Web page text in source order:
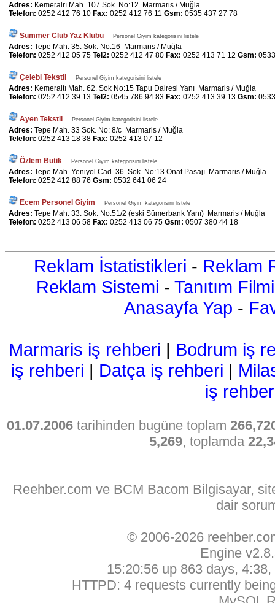
Adres: Kemeralrı Mah. 107 Sok. No:12 Marmaris / Muğla
Telefon: 0252 412 76 10 Fax: 0252 412 76 11 Gsm: 0535 437 27 78
Summer Club Yaz Klübü Personel Giyim kategorisini listele
Adres: Tepe Mah. 35. Sok. No:16 Marmaris / Muğla
Telefon: 0252 412 05 75 Tel2: 0252 412 47 80 Fax: 0252 413 71 12 Gsm:
Çelebi Tekstil Personel Giyim kategorisini listele
Adres: Kemeraltı Mah. 62. Sok No:15 Tapu Dairesi Yanı Marmaris / Muğla
Telefon: 0252 412 39 13 Tel2: 0545 786 94 83 Fax: 0252 413 39 13 Gsm:
Ayen Tekstil Personel Giyim kategorisini listele
Adres: Tepe Mah. 33 Sok. No: 8/c Marmaris / Muğla
Telefon: 0252 413 18 38 Fax: 0252 413 07 12
Özlem Butik Personel Giyim kategorisini listele
Adres: Tepe Mah. Yeniyol Cad. 36. Sok. No:13 Onat Pasajı Marmaris / Muğla
Telefon: 0252 412 88 76 Gsm: 0532 641 06 24
Ecem Personel Giyim Personel Giyim kategorisini listele
Adres: Tepe Mah. 33. Sok. No:51/2 (eski Sümerbank Yanı) Marmaris / Muğla
Telefon: 0252 413 06 58 Fax: 0252 413 06 75 Gsm: 0507 380 44 18
Reklam İstatistikleri - Reklam
Reklam Sistemi - Tanıtım Filmi
Anasayfa Yap -
Marmaris iş rehberi | Bodrum iş
iş rehberi | Datça iş rehberi |
iş
01.07.2006 tarihinden bugüne toplam
5,269, toplamda
Reehber.com ve BCM Bacom Bilgisayar,
dair
© 2006-2026
Engine
15:20:56 up 863 days,
HTTPD: 4 requests currently